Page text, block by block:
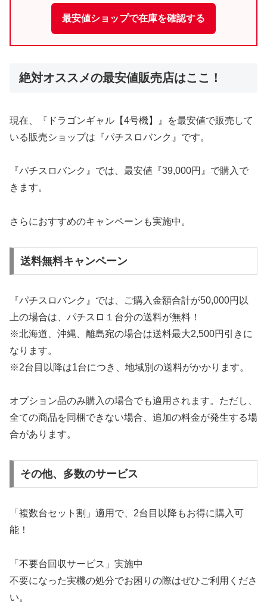
最安値ショップで在庫を確認する
絶対オススメの最安値販売店はここ！
現在、『ドラゴンギャル【4号機】』を最安値で販売して
いる販売ショップは『パチスロバンク』です。
『パチスロバンク』では、最安値『39,000円』で購入で
きます。
さらにおすすめのキャンペーンも実施中。
送料無料キャンペーン
『パチスロバンク』では、ご購入金額合計が50,000円以
上の場合は、パチスロ１台分の送料が無料！
※北海道、沖縄、離島宛の場合は送料最大2,500円引きに
なります。
※2台目以降は1台につき、地域別の送料がかかります。
オプション品のみ購入の場合でも適用されます。ただし、
全ての商品を同梱できない場合、追加の料金が発生する場
合があります。
その他、多数のサービス
「複数台セット割」適用で、2台目以降もお得に購入可
能！
「不要台回収サービス」実施中
不要になった実機の処分でお困りの際はぜひご利用くださ
い。